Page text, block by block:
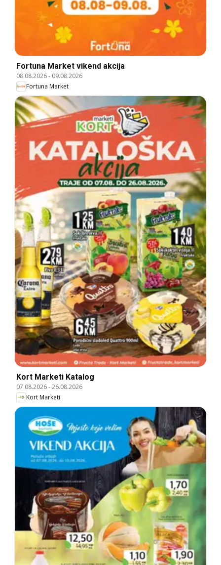
Fortuna Market vikend akcija
08.08.2026- 09.08.2026
Fortuna Market
Kort Marketi Katalog
07.08.2026-26.08.2026
Kort Marketi